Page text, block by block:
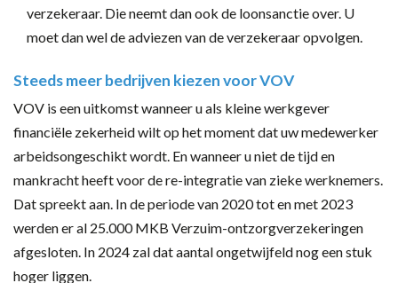
verzekeraar. Die neemt dan ook de loonsanctie over. U
moet dan wel de adviezen van de verzekeraar opvolgen.
Steeds meer bedrijven kiezen voor VOV
VOV is een uitkomst wanneer u als kleine werkgever
financiële zekerheid wilt op het moment dat uw medewerker
arbeidsongeschikt wordt. En wanneer u niet de tijd en
mankracht heeft voor de re-integratie van zieke werknemers.
Dat spreekt aan. In de periode van 2020 tot en met 2023
werden er al 25.000 MKB Verzuim-ontzorgverzekeringen
afgesloten. In 2024 zal dat aantal ongetwijfeld nog een stuk
hoger liggen.